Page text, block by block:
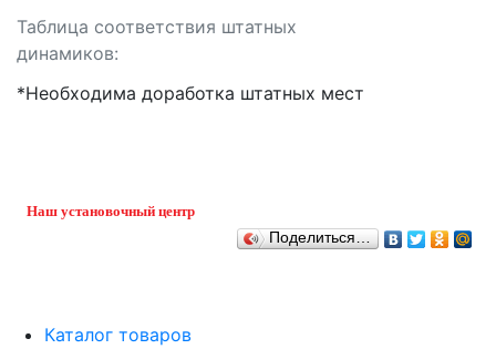
Таблица соответствия штатных
динамиков:
*Необходима доработка штатных мест
Наш установочный центр
Поделиться…
Каталог товаров